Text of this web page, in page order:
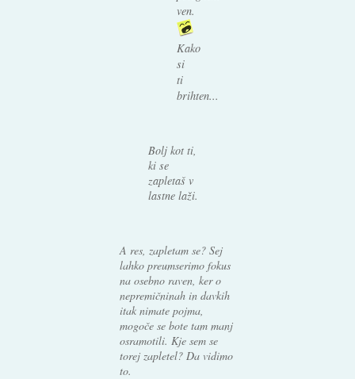
ven.
Kako
si
ti
brihten...
Bolj kot ti,
ki se
zapletaš v
lastne laži.
A res, zapletam se? Sej
lahko preumserimo fokus
na osebno raven, ker o
nepremičninah in davkih
itak nimate pojma,
mogoče se bote tam manj
osramotili. Kje sem se
torej zapletel? Da vidimo
to.